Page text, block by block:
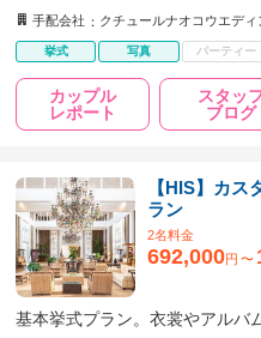
手配会社 クチュールナオコウエディ
挙式 写真 パーティー
カップル
レポート
スタッ
ブログ
【HIS】カ
ラン
2名料金
692,000円 〜
基本挙式プラン。衣裳やアルバ